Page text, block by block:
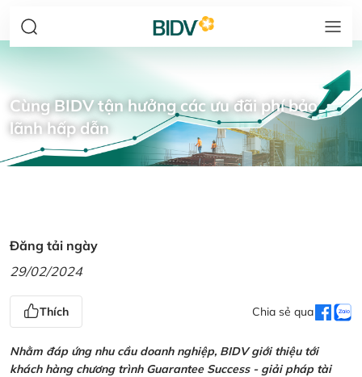
Cùng BIDV tận hưởng các ưu đãi phí bảo
lãnh hấp dẫn
Đăng tải ngày
29/02/2024
Thích Chia sẻ qua
Nhằm đáp ứng nhu cầu doanh nghiệp, BIDV giới thiệu tới
khách hàng chương trình Guarantee Success - giải pháp tài